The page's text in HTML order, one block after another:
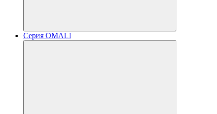
Серия OMALI